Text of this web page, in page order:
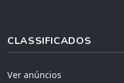
CLASSIFICADOS
Ver anúncios